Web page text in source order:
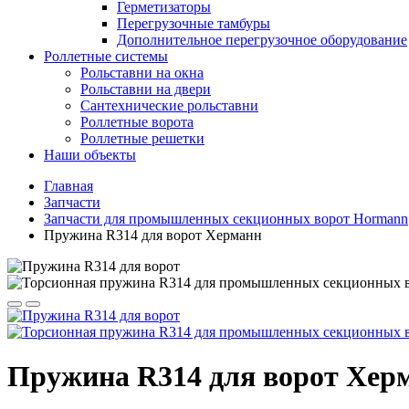
Герметизаторы
Перегрузочные тамбуры
Дополнительное перегрузочное оборудование
Роллетные системы
Рольставни на окна
Рольставни на двери
Сантехнические рольставни
Роллетные ворота
Роллетные решетки
Наши объекты
Главная
Запчасти
Запчасти для промышленных секционных ворот Hormann
Пружина R314 для ворот Херманн
Пружина R314 для ворот